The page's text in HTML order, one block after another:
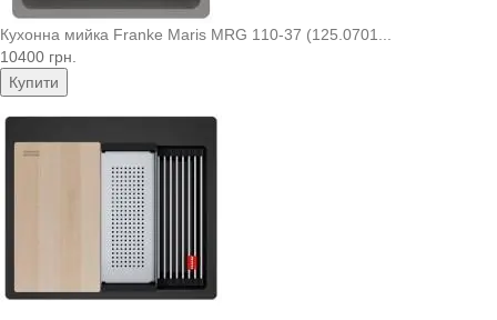
Кухонна мийка Franke Maris MRG 110-37 (125.0701...
10400 грн.
Купити